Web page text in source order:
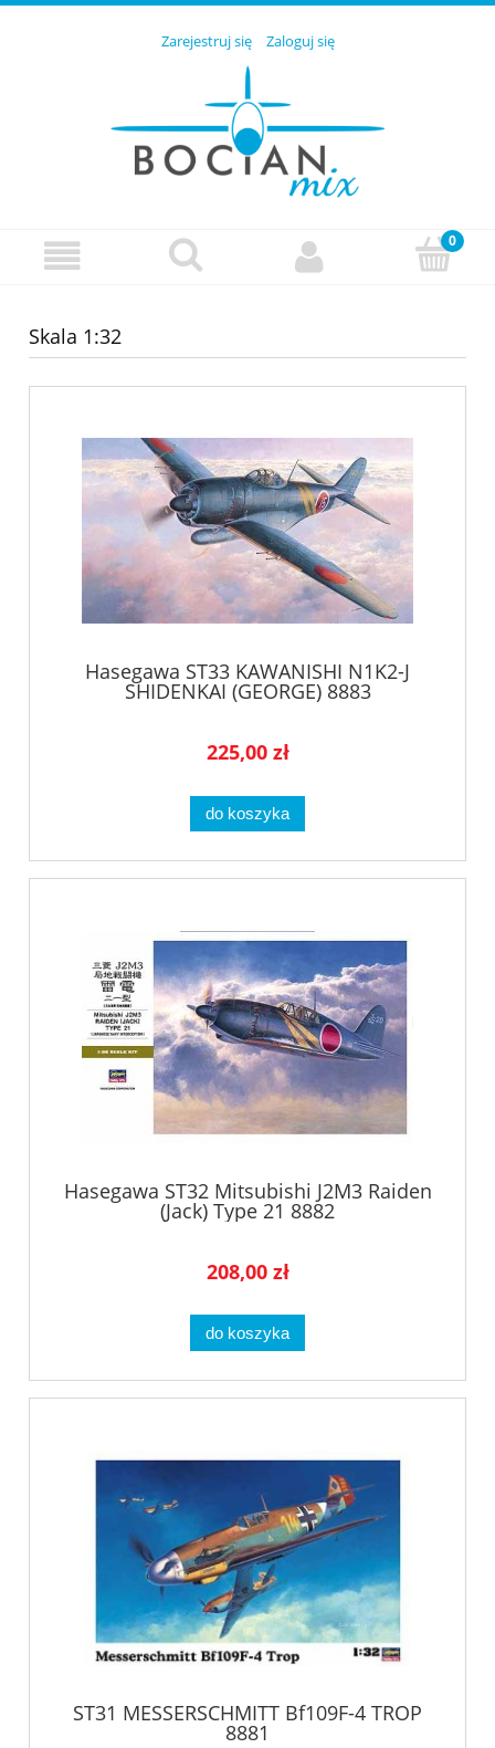
Zarejestruj się Zaloguj się
Skala 1:32
Hasegawa ST33 KAWANISHI N1K2-J
SHIDENKAI (GEORGE) 8883
225,00 zł
do koszyka
Hasegawa ST32 Mitsubishi J2M3 Raiden
(Jack) Type 21 8882
208,00 zł
do koszyka
ST31 MESSERSCHMITT Bf109F-4 TROP
8881